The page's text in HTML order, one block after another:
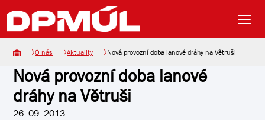
O nás Aktuality Nová provozní doba lanové dráhy na Větruši
Nová provozní doba lanové
dráhy na Větruši
26. 09. 2013